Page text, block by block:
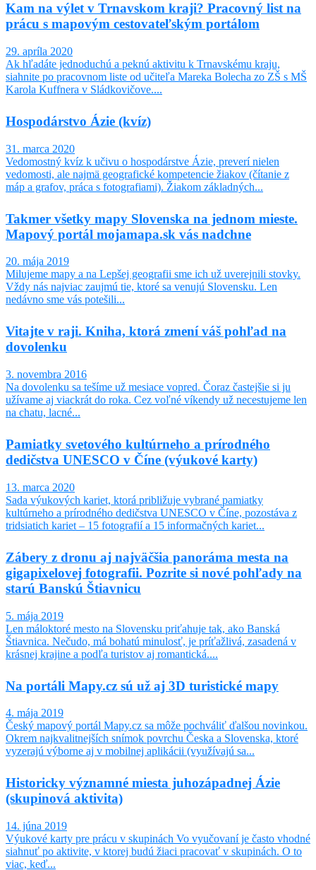
Kam na výlet v Trnavskom kraji? Pracovný list na
prácu s mapovým cestovateľským portálom
29. apríla 2020
Ak hľadáte jednoduchú a peknú aktivitu k Trnavskému kraju,
siahnite po pracovnom liste od učiteľa Mareka Bolecha zo ZŠ s MŠ
Karola Kuffnera v Sládkovičove....
Hospodárstvo Ázie (kvíz)
31. marca 2020
Vedomostný kvíz k učivu o hospodárstve Ázie, preverí nielen
vedomosti, ale najmä geografické kompetencie žiakov (čítanie z
máp a grafov, práca s fotografiami). Žiakom základných...
Takmer všetky mapy Slovenska na jednom mieste.
Mapový portál mojamapa.sk vás nadchne
20. mája 2019
Milujeme mapy a na Lepšej geografii sme ich už uverejnili stovky.
Vždy nás najviac zaujmú tie, ktoré sa venujú Slovensku. Len
nedávno sme vás potešili...
Vitajte v raji. Kniha, ktorá zmení váš pohľad na
dovolenku
3. novembra 2016
Na dovolenku sa tešíme už mesiace vopred. Čoraz častejšie si ju
užívame aj viackrát do roka. Cez voľné víkendy už necestujeme len
na chatu, lacné...
Pamiatky svetového kultúrneho a prírodného
dedičstva UNESCO v Číne (výukové karty)
13. marca 2020
Sada výukových kariet, ktorá približuje vybrané pamiatky
kultúrneho a prírodného dedičstva UNESCO v Číne, pozostáva z
tridsiatich kariet – 15 fotografií a 15 informačných kariet...
Zábery z dronu aj najväčšia panoráma mesta na
gigapixelovej fotografii. Pozrite si nové pohľady na
starú Banskú Štiavnicu
5. mája 2019
Len máloktoré mesto na Slovensku priťahuje tak, ako Banská
Štiavnica. Nečudo, má bohatú minulosť, je príťažlivá, zasadená v
krásnej krajine a podľa turistov aj romantická....
Na portáli Mapy.cz sú už aj 3D turistické mapy
4. mája 2019
Český mapový portál Mapy.cz sa môže pochváliť ďalšou novinkou.
Okrem najkvalitnejších snímok povrchu Česka a Slovenska, ktoré
vyzerajú výborne aj v mobilnej aplikácii (využívajú sa...
Historicky významné miesta juhozápadnej Ázie
(skupinová aktivita)
14. júna 2019
Výukové karty pre prácu v skupinách Vo vyučovaní je často vhodné
siahnuť po aktivite, v ktorej budú žiaci pracovať v skupinách. O to
viac, keď...